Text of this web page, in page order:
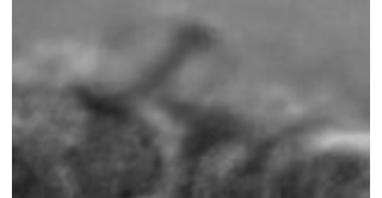
gels-y-la-Dialectica-Materialista-en-el-Siglo-
XXI-Contra-la-Escuela-de-Frankfurt-Gramsci-
y-la-Ideologia-de-la-Praxis -Aporrea
https://www.aporrea.org/ideologia/a345489.html
... -Puedes discutir con nuestro modelo de IA
marxista aquí: https://chatgpt.com/g/g-
9H7XCX87R-marxism-and-collapse